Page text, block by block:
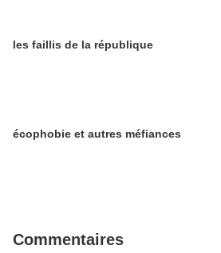
les faillis de la république
écophobie et autres méfiances
Commentaires